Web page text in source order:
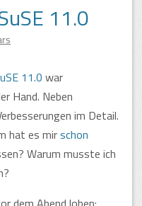
11.0
11.0 war
Hand. Neben
im Detail.
hat es mirschon
Warum musste ich